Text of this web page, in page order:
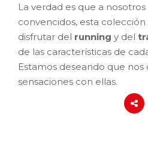
La verdad es que a
convencidos, esta colección
disfrutar del running y del
de las características de
Estamos deseando que
sensaciones con ellas.